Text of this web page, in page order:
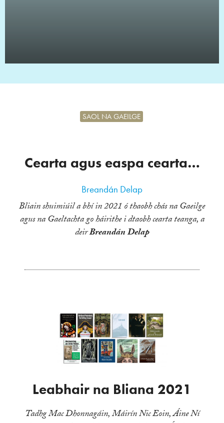
Cearta agus easpa cearta…
SAOL NA GAEILGE
Breandán Delap
Bliain shuimiúil a bhí in 2021 ó thaobh chás na Gaeilge
agus na Gaeltachta go háirithe i dtaobh cearta teanga, a
deirBreandán Delap
Leabhair na Bliana 2021
Tadhg Mac Dhonnagáin, Máirín Nic Eoin, Áine Ní